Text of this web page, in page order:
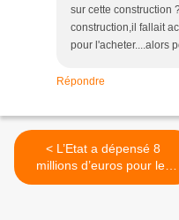
sur cette construction
construction,il fallait
pour l'acheter....alors
Répondre
< L’Etat a dépensé 8
millions d’euros pour les
villages d’insertion de